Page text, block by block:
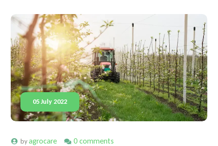
05 July 2022
byagrocare 0 comments